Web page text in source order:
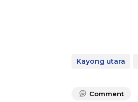
Kayong utara
Comment